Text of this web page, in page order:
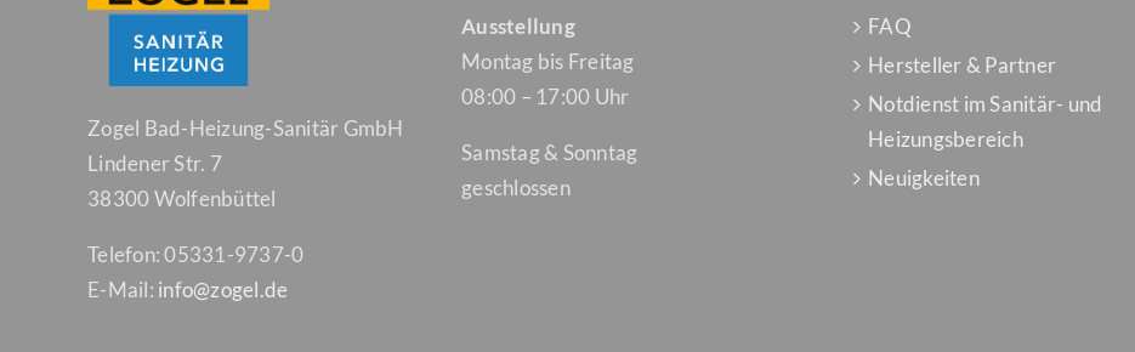
Zogel Bad-Heizung-Sanitär GmbH
Lindener Str. 7
38300 Wolfenbüttel
Telefon: 05331-9737-0
E-Mail: info@zogel.de
Ausstellung
Montag bis Freitag
08:00 – 17:00 Uhr
Samstag & Sonntag
geschlossen
FAQ
Hersteller & Partner
Notdienst im Sanitär- und
Heizungsbereich
Neuigkeiten